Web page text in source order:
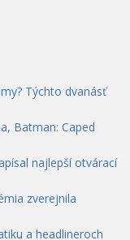
Týchto dvanásť
Batman: Caped
najlepší otvárací
zverejnila
a headlineroch